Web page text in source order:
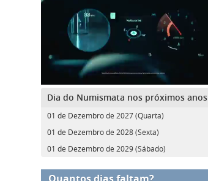
Dia do Numismata nos próximos anos
01 de Dezembro de 2027 (Quarta)
01 de Dezembro de 2028 (Sexta)
01 de Dezembro de 2029 (Sábado)